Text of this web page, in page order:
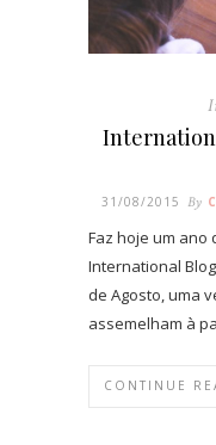
31/08/2015 By
Faz hoje um ano
International
de Agosto, uma
assemelham à
CONTINUE